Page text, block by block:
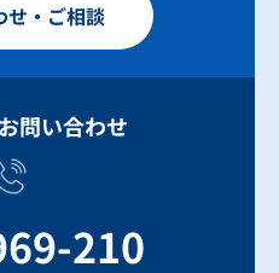
せ・ご相談
問い合わせ
210